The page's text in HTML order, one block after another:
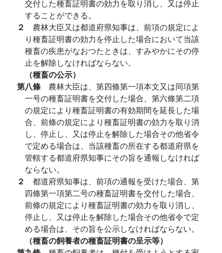
交付した種畜証明書の効力を取り消し、又は停止
することができる。
２ 農林大臣又は都道府県知事は、前項の規定によ
り種畜証明書の効力を停止した場合において当該
種畜の疾患がなおつたときは、すみやかにその停
止を解除しなければならない。
（種畜の公示）
第八條 農林大臣は、第四條第一項本文又は同項第
一号の種畜証明書を交付した場合、第六條第二項
の規定により種畜証明書の有効期間を延長した場
合、前條の規定により種畜証明書の効力を取り消
し、停止し、又は停止を解除した場合その他省令
で定める場合は、当該種畜の所在する都道府県を
管轄する都道府県知事にその旨を通報しなければ
ならない。
２ 都道府県知事は、前項の通報を受けた場合、第
四條第一項第二号の種畜証明書を交付した場合、
前條の規定により種畜証明書の効力を取り消し、
停止し、又は停止を解除した場合その他省令で定
める場合は、その旨を公示しなければならない。
（種畜の飼養者の種畜証明書の呈示等）